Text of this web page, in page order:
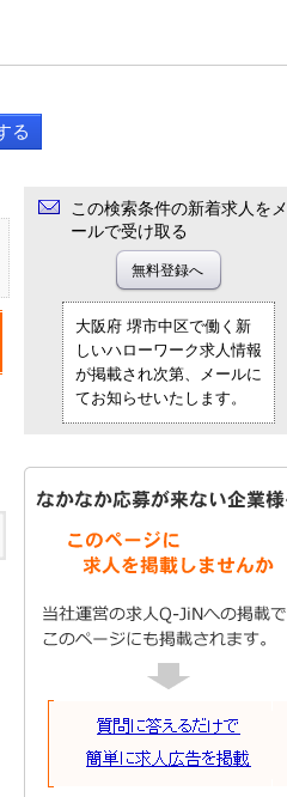
この検索条件の新着求人をメ
ールで受け取る
大阪府 堺市中区で働く新
しいハローワーク求人情報
が掲載され次第、メールに
てお知らせいたします。